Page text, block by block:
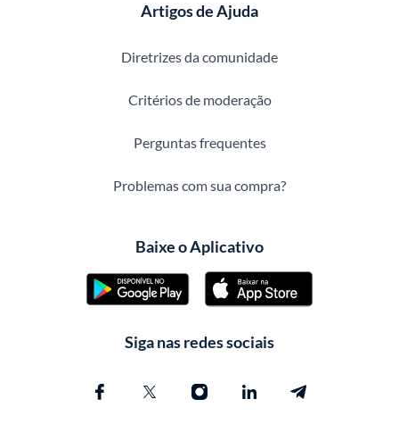
Artigos de Ajuda
Diretrizes da comunidade
Critérios de moderação
Perguntas frequentes
Problemas com sua compra?
Baixe o Aplicativo
Siga nas redes sociais